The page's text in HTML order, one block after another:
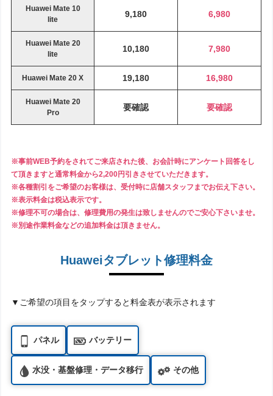
Huawei Mate 10
lite
9,180 6,980
Huawei Mate 20
lite
10,180 7,980
Huawei Mate 20 X 19,180 16,980
Huawei Mate 20
Pro
要確認 要確認
※事前WEB予約をされてご来店された後、お会計時にアンケート回答をし
て頂きますと通常料金から2,200円引きさせていただきます。
※各種割引をご希望のお客様は、受付時に店舗スタッフまでお伝え下さい。
※表示料金は税込表示です。
※修理不可の場合は、修理費用の発生は致しませんのでご安心下さいませ。
※別途作業料金などの追加料金は頂きません。
Huaweiタブレット修理料金
▼ご希望の項目をタップすると料金表が表示されます
パネル バッテリー
水没・基盤修理・データ移行 その他